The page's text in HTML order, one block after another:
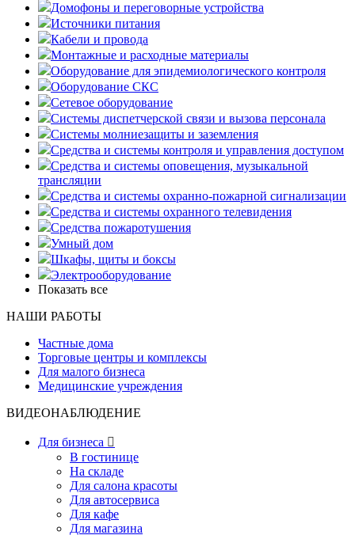
Домофоны и переговорные устройства
Источники питания
Кабели и провода
Монтажные и расходные материалы
Оборудование для эпидемиологического контроля
Оборудование СКС
Сетевое оборудование
Системы диспетчерской связи и вызова персонала
Системы молниезащиты и заземления
Средства и системы контроля и управления доступом
Средства и системы оповещения, музыкальной
трансляции
Средства и системы охранно-пожарной сигнализации
Средства и системы охранного телевидения
Средства пожаротушения
Умный дом
Шкафы, щиты и боксы
Электрооборудование
Показать все
НАШИ РАБОТЫ
Частные дома
Торговые центры и комплексы
Для малого бизнеса
Медицинские учреждения
ВИДЕОНАБЛЮДЕНИЕ
Для бизнеса 
В гостинице
На складе
Для салона красоты
Для автосервиса
Для кафе
Для магазина